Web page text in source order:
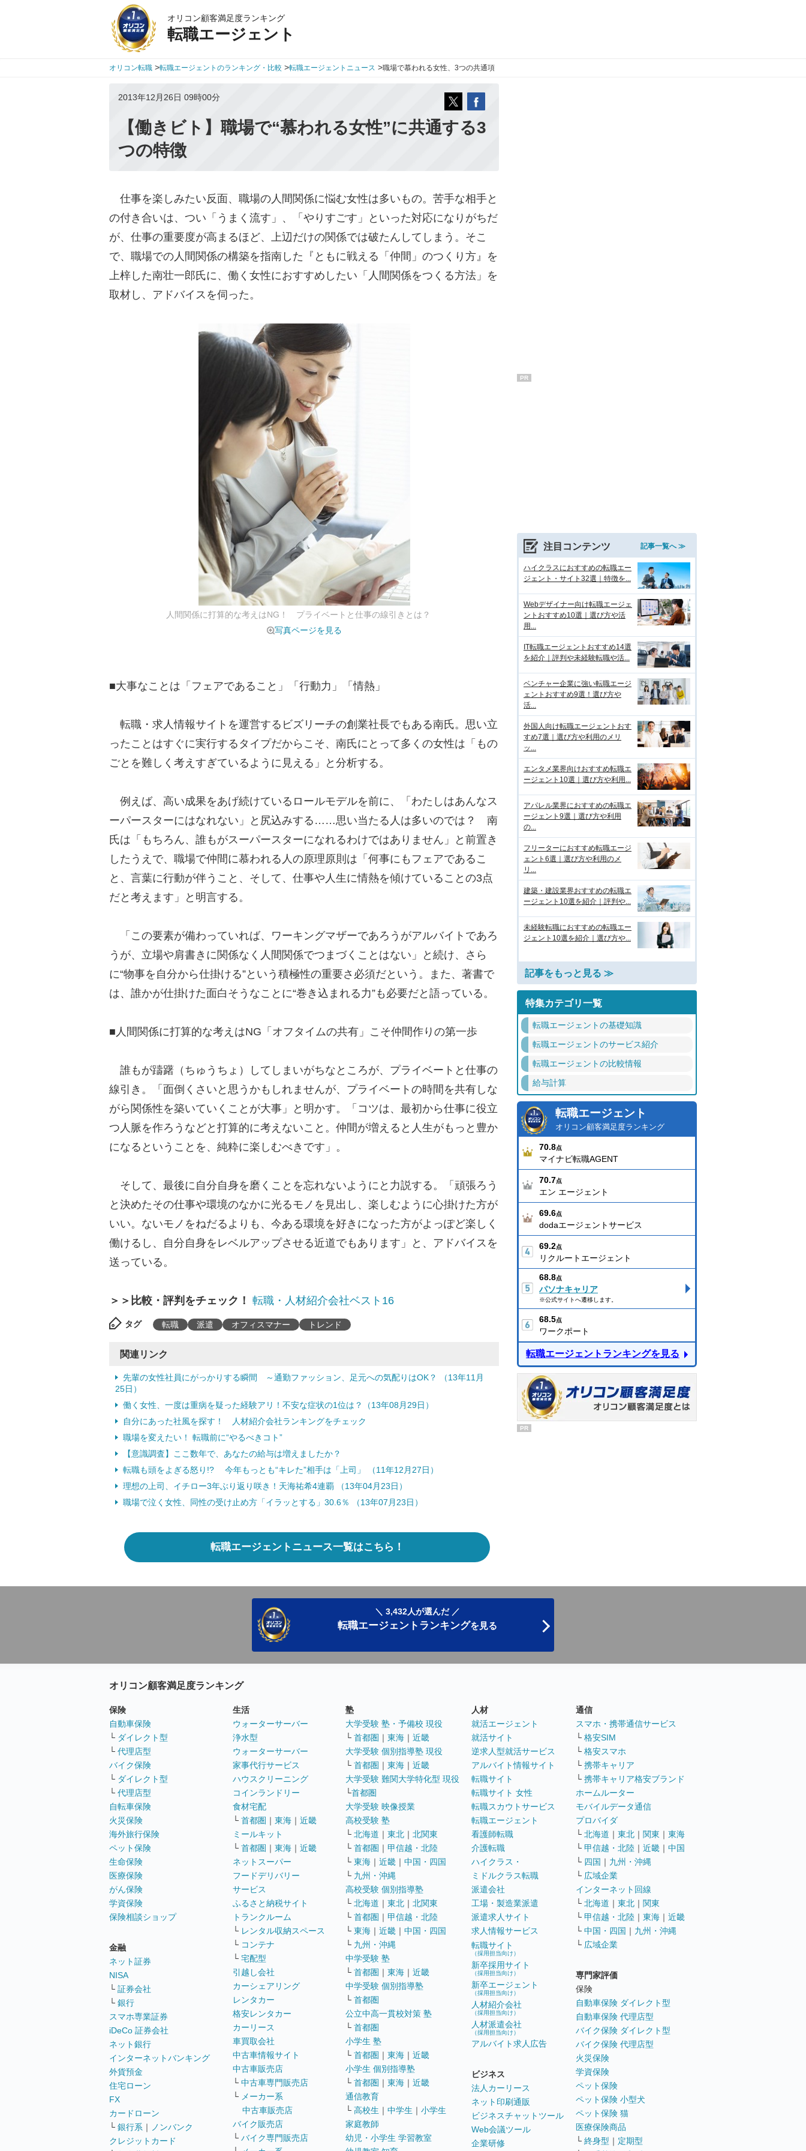
オリコン顧客満足度ランキング
転職エージェント
オリコン転職 >転職エージェントのランキング・比較 >転職エージェントニュース >職場で慕われる女性、3つの共通項
2013年12月26日 09時00分
【働きビト】職場で“慕われる女性”に共通する3
つの特徴
仕事を楽しみたい反面、職場の人間関係に悩む女性は多いもの。苦手な相手と
の付き合いは、つい「うまく流す」、「やりすごす」といった対応になりがちだ
が、仕事の重要度が高まるほど、上辺だけの関係では破たんしてしまう。そこ
で、職場での人間関係の構築を指南した『ともに戦える「仲間」のつくり方』を
上梓した南壮一郎氏に、働く女性におすすめしたい「人間関係をつくる方法」を
取材し、アドバイスを伺った。
人間関係に打算的な考えはNG！ プライベートと仕事の線引きとは？
写真ページを見る
■大事なことは「フェアであること」「行動力」「情熱」
転職・求人情報サイトを運営するビズリーチの創業社長でもある南氏。思い立
ったことはすぐに実行するタイプだからこそ、南氏にとって多くの女性は「もの
ごとを難しく考えすぎているように見える」と分析する。
例えば、高い成果をあげ続けているロールモデルを前に、「わたしはあんなス
ーパースターにはなれない」と尻込みする……思い当たる人は多いのでは？ 南
氏は「もちろん、誰もがスーパースターになれるわけではありません」と前置き
したうえで、職場で仲間に慕われる人の原理原則は「何事にもフェアであるこ
と、言葉に行動が伴うこと、そして、仕事や人生に情熱を傾けていることの3点
だと考えます」と明言する。
「この要素が備わっていれば、ワーキングマザーであろうがアルバイトであろ
うが、立場や肩書きに関係なく人間関係でつまづくことはない」と続け、さら
に“物事を自分から仕掛ける”という積極性の重要さ必須だという。また、著書で
は、誰かが仕掛けた面白そうなことに“巻き込まれる力”も必要だと語っている。
■人間関係に打算的な考えはNG「オフタイムの共有」こそ仲間作りの第一歩
誰もが躊躇（ちゅうちょ）してしまいがちなところが、プライベートと仕事の
線引き。「面倒くさいと思うかもしれませんが、プライベートの時間を共有しな
がら関係性を築いていくことが大事」と明かす。「コツは、最初から仕事に役立
つ人脈を作ろうなどと打算的に考えないこと。仲間が増えると人生がもっと豊か
になるということを、純粋に楽しむべきです」。
そして、最後に自分自身を磨くことを忘れないようにと力説する。「頑張ろう
と決めたその仕事や環境のなかに光るモノを見出し、楽しむように心掛けた方が
いい。ないモノをねだるよりも、今ある環境を好きになった方がよっぽど楽しく
働けるし、自分自身をレベルアップさせる近道でもあります」と、アドバイスを
送っている。
＞＞比較・評判をチェック！ 転職・人材紹介会社ベスト16
タグ 転職 派遣 オフィスマナー トレンド
関連リンク
先輩の女性社員にがっかりする瞬間 ～通勤ファッション、足元への気配りはOK？ （13年11月
25日）
働く女性、一度は重病を疑った経験アリ！不安な症状の1位は？（13年08月29日）
自分にあった社風を探す！ 人材紹介会社ランキングをチェック
職場を変えたい！ 転職前に“やるべきコト”
【意識調査】ここ数年で、あなたの給与は増えましたか？
転職も頭をよぎる怒り!? 今年もっとも“キレた”相手は「上司」 （11年12月27日）
理想の上司、イチロー3年ぶり返り咲き！天海祐希4連覇 （13年04月23日）
職場で泣く女性、同性の受け止め方「イラッとする」30.6％ （13年07月23日）
転職エージェントニュース一覧はこちら！
PR
注目コンテンツ 記事一覧へ ≫
ハイクラスにおすすめの転職エー
ジェント・サイト32選｜特徴を...
Webデザイナー向け転職エージェ
ントおすすめ10選｜選び方や活
用...
IT転職エージェントおすすめ14選
を紹介｜評判や未経験転職や活...
ベンチャー企業に強い転職エージ
ェントおすすめ9選！選び方や
活...
外国人向け転職エージェントおす
すめ7選｜選び方や利用のメリ
ッ...
エンタメ業界向けおすすめ転職エ
ージェント10選｜選び方や利用...
アパレル業界におすすめの転職エ
ージェント9選｜選び方や利用
の...
フリーターにおすすめ転職エージ
ェント6選｜選び方や利用のメ
リ...
建築・建設業界おすすめの転職エ
ージェント10選を紹介｜評判や...
未経験転職におすすめの転職エー
ジェント10選を紹介｜選び方や...
記事をもっと見る ≫
特集カテゴリ一覧
転職エージェントの基礎知識
転職エージェントのサービス紹介
転職エージェントの比較情報
給与計算
転職エージェント
オリコン顧客満足度ランキング
70.8点
マイナビ転職AGENT
70.7点
エン エージェント
69.6点
dodaエージェントサービス
69.2点
リクルートエージェント
68.8点
パソナキャリア
※公式サイトへ遷移します。
68.5点
ワークポート
転職エージェントランキングを見る
PR
＼ 3,432人が選んだ ／
転職エージェントランキングを見る
オリコン顧客満足度ランキング
保険
自動車保険
└ ダイレクト型
└ 代理店型
バイク保険
└ ダイレクト型
└ 代理店型
自転車保険
火災保険
海外旅行保険
ペット保険
生命保険
医療保険
がん保険
学資保険
保険相談ショップ
金融
ネット証券
NISA
└ 証券会社
└ 銀行
スマホ専業証券
iDeCo 証券会社
ネット銀行
インターネットバンキング
外貨預金
住宅ローン
FX
カードローン
└ 銀行系 ｜
ノンバンク
クレジットカード
生活
ウォーターサーバー
浄水型
ウォーターサーバー
家事代行サービス
ハウスクリーニング
コインランドリー
食材宅配
└ 首都圏 ｜ 東海 ｜ 近畿
ミールキット
└ 首都圏 ｜ 東海 ｜ 近畿
ネットスーパー
フードデリバリー
サービス
ふるさと納税サイト
トランクルーム
└ レンタル収納スペース
└ コンテナ
└ 宅配型
引越し会社
カーシェアリング
レンタカー
格安レンタカー
カーリース
車買取会社
中古車情報サイト
中古車販売店
└ 中古車専門販売店
└ メーカー系
中古車販売店
バイク販売店
└ バイク専門販売店
塾
大学受験 塾・予備校 現役
└ 首都圏 ｜ 東海 ｜ 近畿
大学受験 個別指導塾 現役
└ 首都圏 ｜ 東海 ｜ 近畿
大学受験 難関大学特化型 現役
└首都圏
大学受験 映像授業
高校受験 塾
└ 北海道 ｜ 東北 ｜ 北関東
└ 首都圏 ｜ 甲信越・北陸
└ 東海 ｜ 近畿 ｜ 中国・四国
└ 九州・沖縄
高校受験 個別指導塾
└ 北海道 ｜ 東北 ｜ 北関東
└ 首都圏 ｜ 甲信越・北陸
└ 東海 ｜ 近畿 ｜ 中国・四国
└ 九州・沖縄
中学受験 塾
└ 首都圏 ｜ 東海 ｜ 近畿
中学受験 個別指導塾
└ 首都圏
公立中高一貫校対策 塾
└ 首都圏
小学生 塾
└ 首都圏 ｜ 東海 ｜ 近畿
小学生 個別指導塾
└ 首都圏 ｜ 東海 ｜ 近畿
通信教育
└ 高校生 ｜ 中学生 ｜ 小学生
家庭教師
幼児・小学生 学習教室
人材
就活エージェント
就活サイト
逆求人型就活サービス
アルバイト情報サイト
転職サイト
転職サイト 女性
転職スカウトサービス
転職エージェント
看護師転職
介護転職
ハイクラス・
ミドルクラス転職
派遣会社
工場・製造業派遣
派遣求人サイト
求人情報サービス
転職サイト
（採用担当向け）
新卒採用サイト
（採用担当向け）
新卒エージェント
（採用担当向け）
人材紹介会社
（採用担当向け）
人材派遣会社
（採用担当向け）
アルバイト求人広告
ビジネス
法人カーリース
ネット印刷通販
ビジネスチャットツール
Web会議ツール
企業研修
通信
スマホ・携帯通信サービス
└ 格安SIM
└ 格安スマホ
└ 携帯キャリア
└ 携帯キャリア格安ブランド
ホームルーター
モバイルデータ通信
プロバイダ
└ 北海道 ｜ 東北 ｜ 関東 ｜ 東海
└ 甲信越・北陸 ｜ 近畿 ｜ 中国
└ 四国 ｜ 九州・沖縄
└ 広域企業
インターネット回線
└ 北海道 ｜ 東北 ｜ 関東
└ 甲信越・北陸 ｜ 東海 ｜ 近畿
└ 中国・四国 ｜ 九州・沖縄
└ 広域企業
専門家評価
保険
自動車保険 ダイレクト型
自動車保険 代理店型
バイク保険 ダイレクト型
バイク保険 代理店型
火災保険
学資保険
ペット保険
ペット保険 小型犬
ペット保険 猫
医療保険商品
└ 終身型 ｜ 定期型